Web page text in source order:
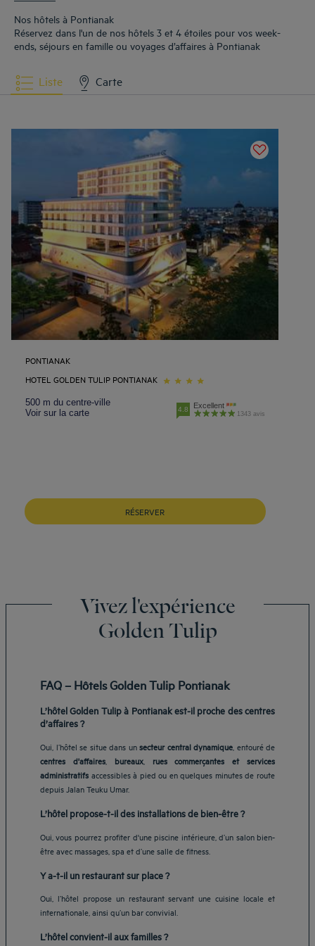
proximité immédiate des zones commerciales, administratives et des principaux
axes urbains.
Nos hôtels à Pontianak
Réservez dans l'un de nos hôtels 3 et 4 étoiles pour vos week-
ends, séjours en famille ou voyages d’affaires à Pontianak
Liste Carte
PONTIANAK
HOTEL GOLDEN TULIP PONTIANAK
500 m du centre-ville
Voir sur la carte
4.8 Excellent
1343 avis
RÉSERVER
Vivez l'expérience
Golden Tulip
FAQ – Hôtels Golden Tulip Pontianak
L’hôtel Golden Tulip à Pontianak est-il proche des centres
d’affaires ?
Oui, l’hôtel se situe dans unsecteur central dynamique , entouré de
centres d'affaires, bureaux, rues commerçantes et services
administratifs accessibles à pied ou en quelques minutes de route
depuis Jalan Teuku Umar.
L’hôtel propose-t-il des installations de bien-être ?
Oui, vous pourrez profiter d'une piscine intérieure, d’un salon bien-
être avec massages, spa et d’une salle de fitness.
Y a-t-il un restaurant sur place ?
Oui, l’hôtel propose un restaurant servant une cuisine locale et
internationale, ainsi qu’un bar convivial.
L’hôtel convient-il aux familles ?